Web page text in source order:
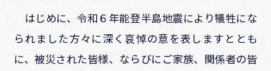
はじめに、令和６年能登半島地震により犠牲にな
られました方々に深く哀悼の意を表しますととも
に、被災された皆様、ならびにご家族、関係者の皆